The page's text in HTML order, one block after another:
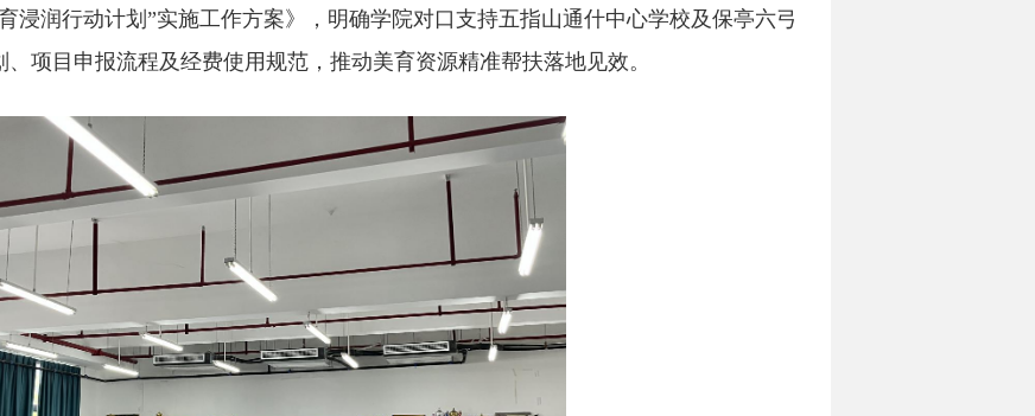
浸润行动计划”实施工作方案》，明确学院对口支持五指山通什中心学校及保亭六弓
项目申报流程及经费使用规范，推动美育资源精准帮扶落地见效。